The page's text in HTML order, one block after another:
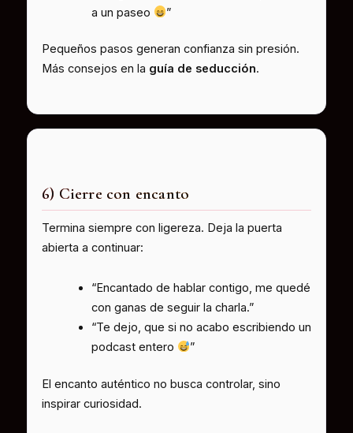
a un paseo
”
Pequeños pasos generan confianza sin presión.
Más consejos en la guía de seducción.
6) Cierre con encanto
Termina siempre con ligereza. Deja la puerta
abierta a continuar:
“Encantado de hablar contigo, me quedé
con ganas de seguir la charla.”
“Te dejo, que si no acabo escribiendo un
podcast entero
”
El encanto auténtico no busca controlar, sino
inspirar curiosidad.